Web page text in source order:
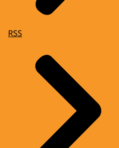
RSS